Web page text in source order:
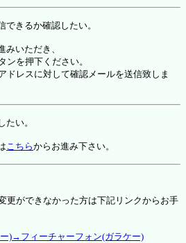
できるか確認したい。
みいただき、
ンを押下ください。
ドレスに対して確認メールを送信致しま
たい。
こちらからお進み下さい。
更ができなかった方は下記リンクからお手
)→フィーチャーフォン(ガラケー)